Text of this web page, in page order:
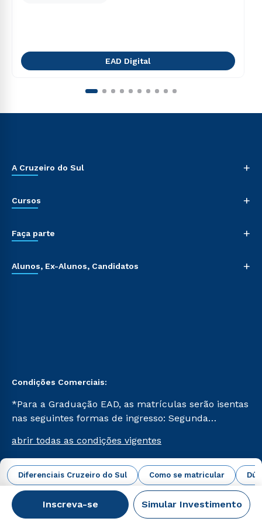
Diferenciais Cruzeiro do Sul Como se matricular
Inscreva-se Simular Investimento
EAD Digital
A Cruzeiro do Sul +
Cursos +
Faça parte +
Alunos, Ex-Alunos, Candidatos +
Condições Comerciais:
*Para a Graduação EAD, as matrículas serão isentas
nas seguintes formas de ingresso: Segunda
Já para as demais, a taxa de matrícula será de R$
49. *Para a Pós-graduação EAD, as ofertas
mencionadas são referentes aos cursos: Ensino
Religioso, Geografia para a Docência e Metodologia
do Ensino de História: Questões Atuais.
abrir todas as condições vigentes
Campus Virtual Cruzeiro do Sul Educacional © 2026 -
Todos os direitos reservados.
CNPJ: 62.984.091/0001-02